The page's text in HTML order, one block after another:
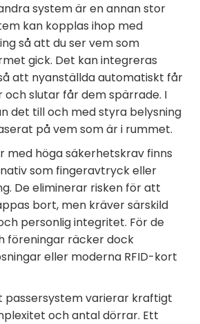
system är en annan stor
kan kopplas ihop med
så att du ser vem som
gick. Det kan integreras
att nyanställda automatiskt får
slutar får dem spärrade. I
det till och med styra belysning
på vem som är i rummet.
med höga säkerhetskrav finns
som fingeravtryck eller
De eliminerar risken för att
bort, men kräver särskild
personlig integritet. För de
föreningar räcker dock
eller moderna RFID-kort
passersystem varierar kraftigt
och antal dörrar. Ett